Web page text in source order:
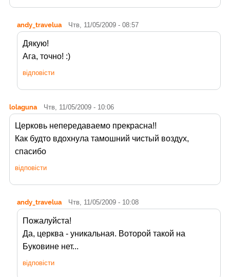
andy_travelua Чтв, 11/05/2009 - 08:57
Дякую!
Ага, точно! :)
відповісти
lolaguna Чтв, 11/05/2009 - 10:06
Церковь непередаваемо прекрасна!!
Как будто вдохнула тамошний чистый воздух,
спасибо
відповісти
andy_travelua Чтв, 11/05/2009 - 10:08
Пожалуйста!
Да, церква - уникальная. Воторой такой на
Буковине нет...
відповісти